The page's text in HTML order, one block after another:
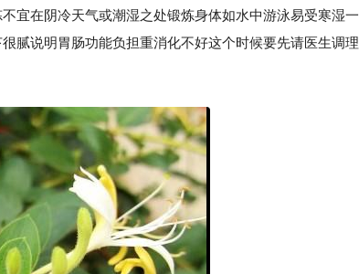
在阴冷天气或潮湿之处锻炼身体如水中游泳易受寒湿一
腻说明胃肠功能负担重消化不好这个时候要先请医生调理